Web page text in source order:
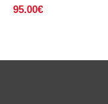
95.00€